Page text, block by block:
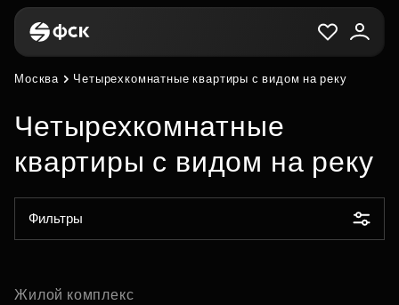
Москва Четырехкомнатные квартиры с видом на реку
Четырехкомнатные
квартиры с видом на реку
Фильтры
Жилой комплекс